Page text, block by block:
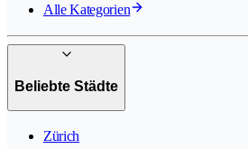
Alle Kategorien
Beliebte Städte
Zürich